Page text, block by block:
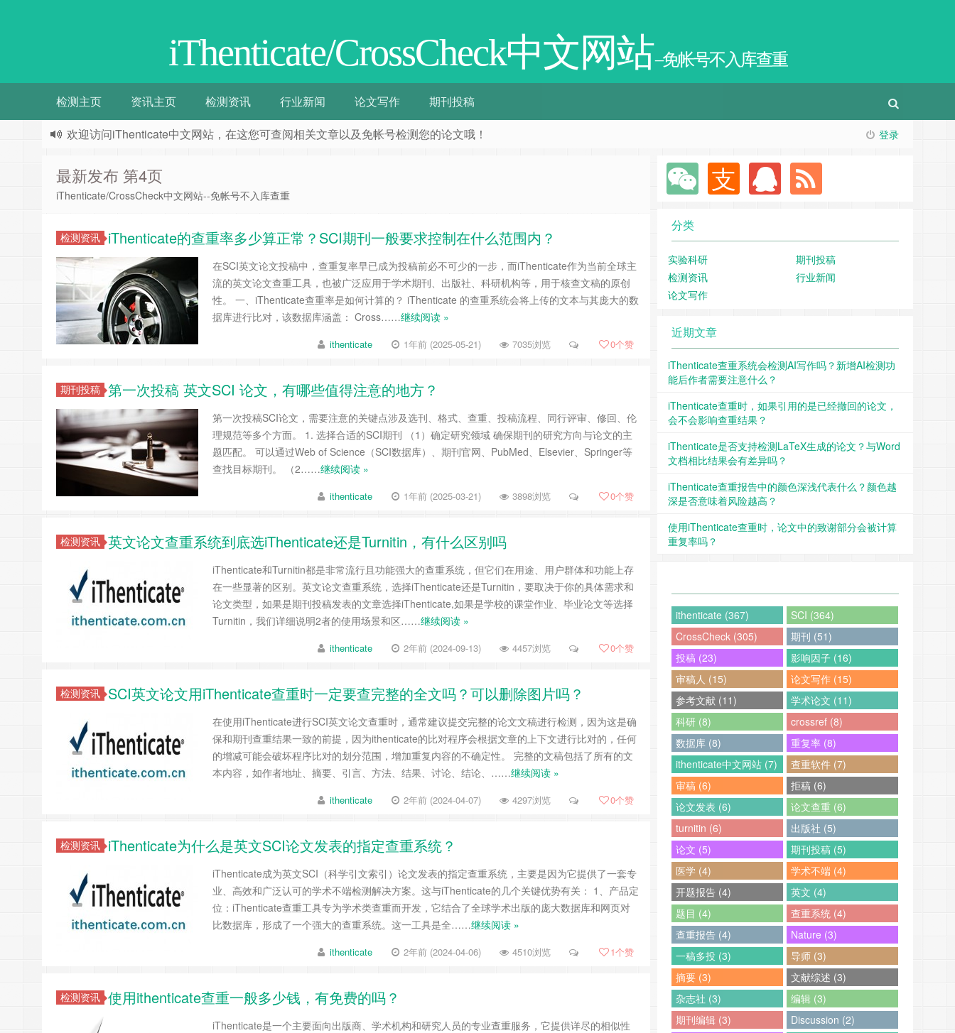
iThenticate/CrossCheck中文网站–免帐号不入库查重
检测主页 资讯主页 检测资讯 行业新闻 论文写作 期刊投稿
登录
欢迎访问iThenticate中文网站，在这您可查阅相关文章以及免帐号检测您的论文哦！
最新发布 第4页
iThenticate/CrossCheck中文网站--免帐号不入库查重
检测资讯 iThenticate的查重率多少算正常？SCI期刊一般要求控制在什么范围内？
在SCI英文论文投稿中，查重复率早已成为投稿前必不可少的一步，而iThenticate作为当前全球主
流的英文论文查重工具，也被广泛应用于学术期刊、出版社、科研机构等，用于核查文稿的原创
性。 一、iThenticate查重率是如何计算的？ iThenticate 的查重系统会将上传的文本与其庞大的数
据库进行比对，该数据库涵盖： Cross……继续阅读 »
ithenticate 1年前 (2025-05-21) 7035浏览 0个赞
期刊投稿 第一次投稿 英文SCI 论文，有哪些值得注意的地方？
第一次投稿SCI论文，需要注意的关键点涉及选刊、格式、查重、投稿流程、同行评审、修回、伦
理规范等多个方面。 1. 选择合适的SCI期刊 （1）确定研究领域 确保期刊的研究方向与论文的主
题匹配。 可以通过Web of Science（SCI数据库）、期刊官网、PubMed、Elsevier、Springer等
查找目标期刊。 （2……继续阅读 »
ithenticate 1年前 (2025-03-21) 3898浏览 0个赞
检测资讯 英文论文查重系统到底选iThenticate还是Turnitin，有什么区别吗
iThenticate和Turnitin都是非常流行且功能强大的查重系统，但它们在用途、用户群体和功能上存
在一些显著的区别。英文论文查重系统，选择iThenticate还是Turnitin，要取决于你的具体需求和
论文类型，如果是期刊投稿发表的文章选择iThenticate,如果是学校的课堂作业、毕业论文等选择
Turnitin，我们详细说明2者的使用场景和区……继续阅读 »
ithenticate 2年前 (2024-09-13) 4457浏览 0个赞
检测资讯 SCI英文论文用iThenticate查重时一定要查完整的全文吗？可以删除图片吗？
在使用iThenticate进行SCI英文论文查重时，通常建议提交完整的论文文稿进行检测，因为这是确
保和期刊查重结果一致的前提，因为ithenticate的比对程序会根据文章的上下文进行比对的，任何
的增减可能会破坏程序比对的划分范围，增加重复内容的不确定性。 完整的文稿包括了所有的文
本内容，如作者地址、摘要、引言、方法、结果、讨论、结论、……继续阅读 »
ithenticate 2年前 (2024-04-07) 4297浏览 0个赞
检测资讯 iThenticate为什么是英文SCI论文发表的指定查重系统？
iThenticate成为英文SCI（科学引文索引）论文发表的指定查重系统，主要是因为它提供了一套专
业、高效和广泛认可的学术不端检测解决方案。这与iThenticate的几个关键优势有关： 1、产品定
位：iThenticate查重工具专为学术类查重而开发，它结合了全球学术出版的庞大数据库和网页对
比数据库，形成了一个强大的查重系统。这一工具是全……继续阅读 »
ithenticate 2年前 (2024-04-06) 4510浏览 1个赞
检测资讯 使用ithenticate查重一般多少钱，有免费的吗？
iThenticate是一个主要面向出版商、学术机构和研究人员的专业查重服务，它提供详尽的相似性
分类
实验科研
期刊投稿
检测资讯
行业新闻
论文写作
近期文章
iThenticate查重系统会检测AI写作吗？新增AI检测功
能后作者需要注意什么？
iThenticate查重时，如果引用的是已经撤回的论文，
会不会影响查重结果？
iThenticate是否支持检测LaTeX生成的论文？与Word
文档相比结果会有差异吗？
iThenticate查重报告中的颜色深浅代表什么？颜色越
深是否意味着风险越高？
使用iThenticate查重时，论文中的致谢部分会被计算
重复率吗？
ithenticate (367)
SCI (364)
CrossCheck (305)
期刊 (51)
投稿 (23)
影响因子 (16)
审稿人 (15)
论文写作 (15)
参考文献 (11)
学术论文 (11)
科研 (8)
crossref (8)
数据库 (8)
重复率 (8)
ithenticate中文网站 (7)
查重软件 (7)
审稿 (6)
拒稿 (6)
论文发表 (6)
论文查重 (6)
turnitin (6)
出版社 (5)
论文 (5)
期刊投稿 (5)
医学 (4)
学术不端 (4)
开题报告 (4)
英文 (4)
题目 (4)
查重系统 (4)
查重报告 (4)
Nature (3)
一稿多投 (3)
导师 (3)
摘要 (3)
文献综述 (3)
杂志社 (3)
编辑 (3)
期刊编辑 (3)
Discussion (2)